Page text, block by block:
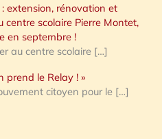
extension, rénovation et
centre scolaire Pierre Montet,
en septembre !
au centre scolaire […]
prend le Relay ! »
citoyen pour le […]